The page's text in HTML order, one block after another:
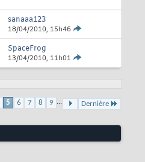
sanaaa123
18/04/2010, 15h46
SpaceFrog
13/04/2010, 11h01
5 6 7 8 9 ... Dernière